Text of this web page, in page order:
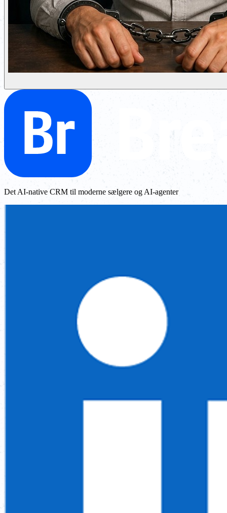
Det AI-native CRM til moderne sælgere og AI-agenter